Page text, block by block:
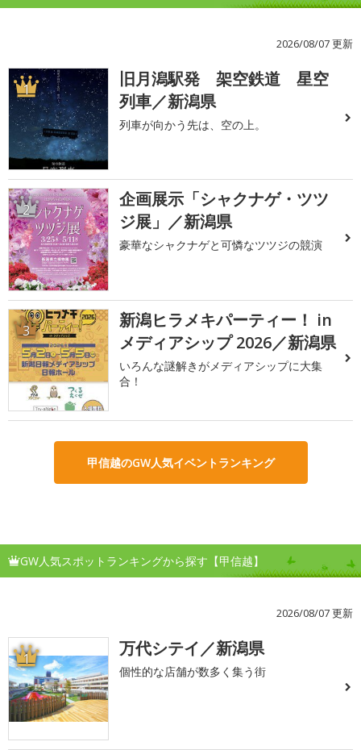
2026/08/07 更新
1
旧月潟駅発 架空鉄道 星空
列車／新潟県
列車が向かう先は、空の上。
2
企画展示「シャクナゲ・ツツ
ジ展」／新潟県
豪華なシャクナゲと可憐なツツジの競演
3
新潟ヒラメキパーティー！ in
メディアシップ 2026／新潟県
いろんな謎解きがメディアシップに大集
合！
甲信越のGW人気イベントランキング
GW人気スポットランキングから探す【甲信越】
2026/08/07 更新
1 万代シテイ／新潟県
個性的な店舗が数多く集う街